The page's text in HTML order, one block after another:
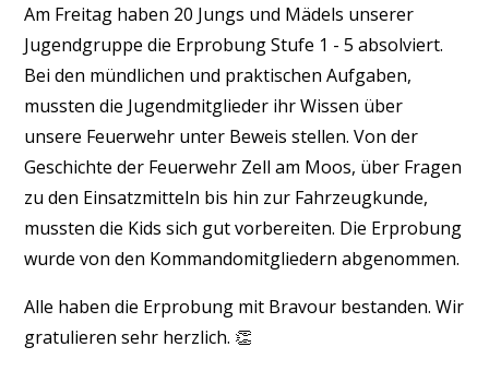
Am Freitag haben 20 Jungs und Mädels unserer
Jugendgruppe die Erprobung Stufe 1 - 5 absolviert.
Bei den mündlichen und praktischen Aufgaben,
mussten die Jugendmitglieder ihr Wissen über
unsere Feuerwehr unter Beweis stellen. Von der
Geschichte der Feuerwehr Zell am Moos, über Fragen
zu den Einsatzmitteln bis hin zur Fahrzeugkunde,
mussten die Kids sich gut vorbereiten. Die Erprobung
wurde von den Kommandomitgliedern abgenommen.
Alle haben die Erprobung mit Bravour bestanden. Wir
gratulieren sehr herzlich. 👏